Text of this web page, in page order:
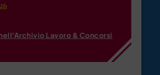
Lavoro & Concorsi